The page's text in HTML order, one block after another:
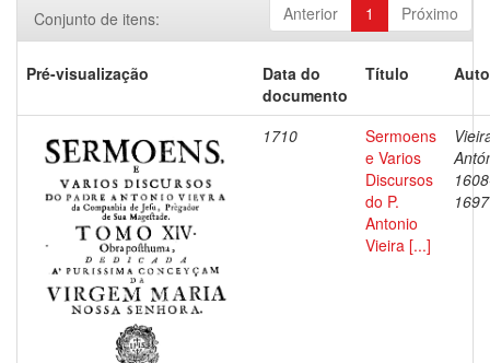
Anterior 1 Próximo
Conjunto de itens:
Pré-visualização
Data do
documento
Título
1710
Sermoens
e Varios
Discursos
do P.
Antonio
Vieira [...]
1697